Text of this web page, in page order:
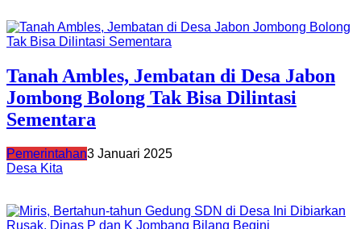
Tanah Ambles, Jembatan di Desa Jabon
Jombong Bolong Tak Bisa Dilintasi
Sementara
Pemerintahan3 Januari 2025
Desa Kita